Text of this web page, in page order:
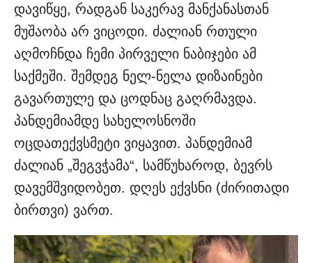
დავიწყე, რადგან საკერავ მანქანასთან
მუშაობა არ ვიცოდი. ძალიან რთული
აღმოჩნდა ჩემი პირველი ნაბიჯები ამ
საქმეში. შემდეგ ნელ-ნელა დიზაინები
გავართულე და ცოდნაც გაღრმავდა.
პანდემიამდე სახელოსნოში
ოცდათექვსმეტი ვიყავით. პანდემიამ
ძალიან „შეგვჭამა“, სამწუხაროდ, ბევრს
დავემშვიდობეთ. დღეს ექვსნი (ძირითადი
ბირთვი) ვართ.